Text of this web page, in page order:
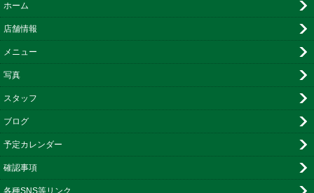
ホーム
店舗情報
メニュー
写真
スタッフ
ブログ
予定カレンダー
確認事項